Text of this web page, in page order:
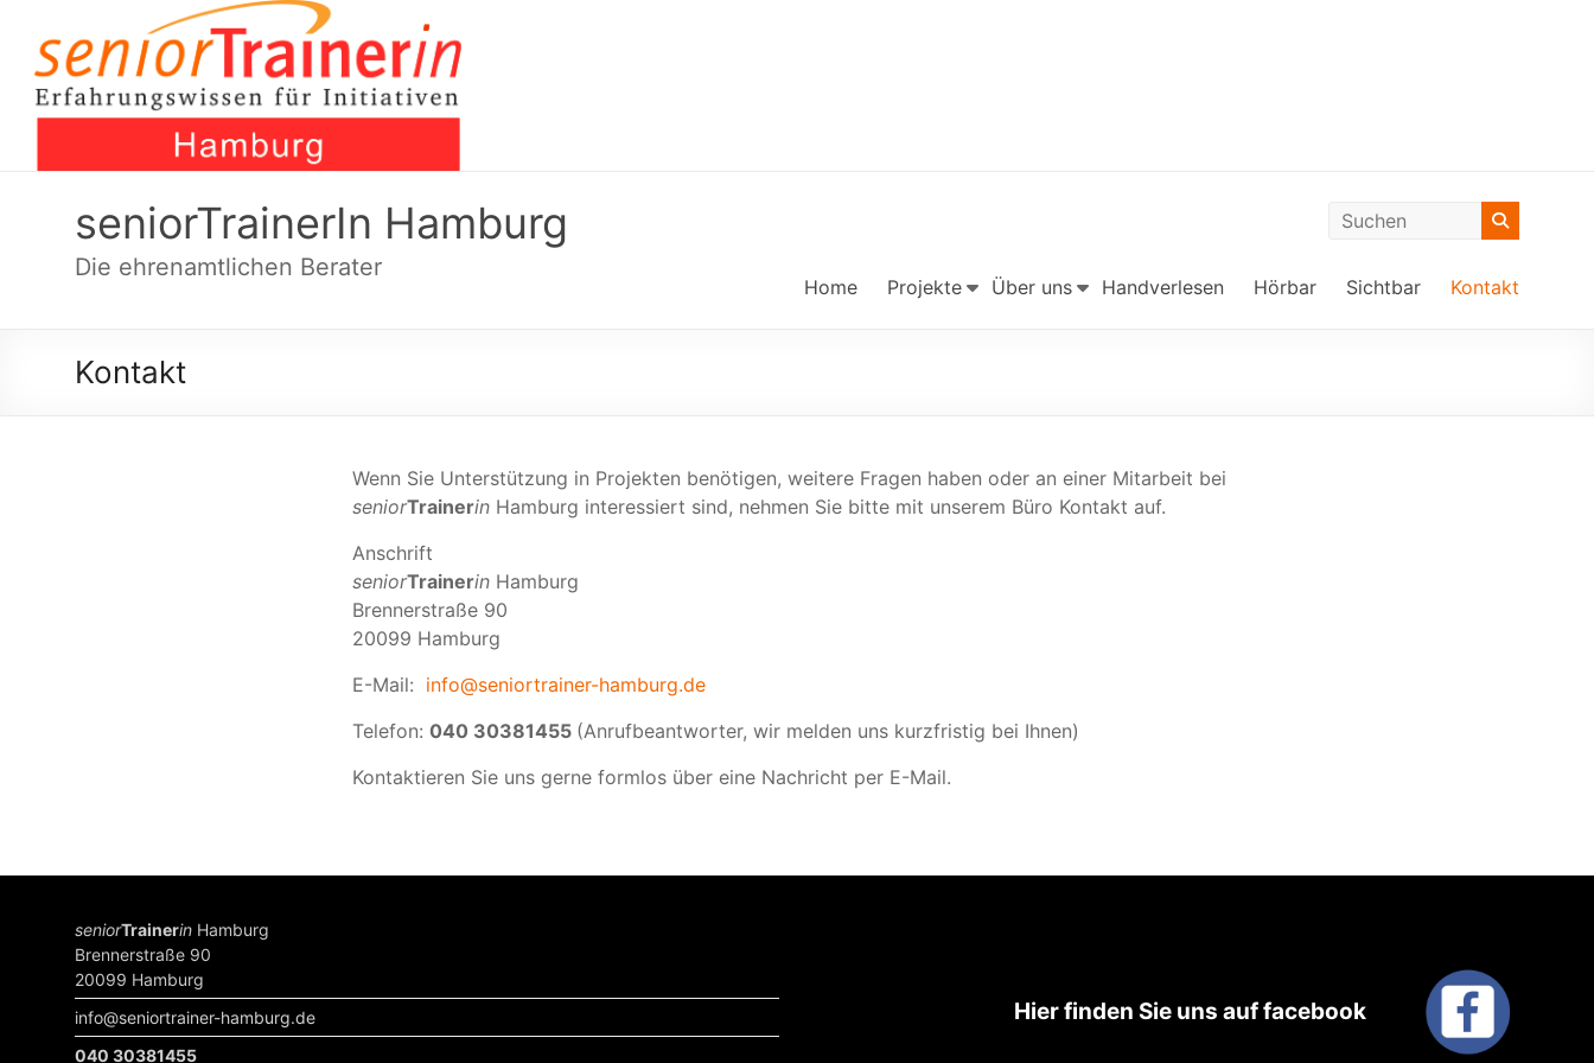
content
seniorTrainerIn Hamburg
Die ehrenamtlichen Berater
Home Projekte Über uns Handverlesen Hörbar Sichtbar Kontakt
Kontakt
Wenn Sie Unterstützung in Projekten benötigen, weitere Fragen haben oder an einer Mitarbeit bei
seniorTrainerin Hamburg interessiert sind, nehmen Sie bitte mit unserem Büro Kontakt auf.
Anschrift
seniorTrainerin Hamburg
Brennerstraße 90
20099 Hamburg
E-Mail: info@seniortrainer-hamburg.de
Telefon: 040 30381455 (Anrufbeantworter, wir melden uns kurzfristig bei Ihnen)
Kontaktieren Sie uns gerne formlos über eine Nachricht per E-Mail.
seniorTrainerin Hamburg
Brennerstraße 90
20099 Hamburg
info@seniortrainer-hamburg.de
040 30381455
Hierfinden Sie uns auf facebook